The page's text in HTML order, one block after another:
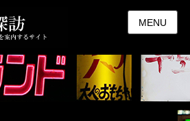
MENU